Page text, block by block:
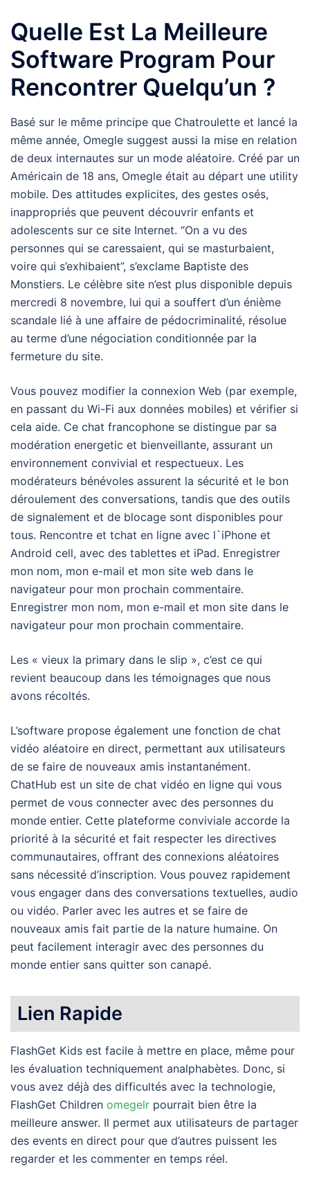
Quelle Est La Meilleure
Software Program Pour
Rencontrer Quelqu’un ?
Basé sur le même principe que Chatroulette et lancé la
même année, Omegle suggest aussi la mise en relation
de deux internautes sur un mode aléatoire. Créé par un
Américain de 18 ans, Omegle était au départ une utility
mobile. Des attitudes explicites, des gestes osés,
inappropriés que peuvent découvrir enfants et
adolescents sur ce site Internet. “On a vu des
personnes qui se caressaient, qui se masturbaient,
voire qui s’exhibaient”, s’exclame Baptiste des
Monstiers. Le célèbre site n’est plus disponible depuis
mercredi 8 novembre, lui qui a souffert d’un énième
scandale lié à une affaire de pédocriminalité, résolue
au terme d’une négociation conditionnée par la
fermeture du site.
Vous pouvez modifier la connexion Web (par exemple,
en passant du Wi-Fi aux données mobiles) et vérifier si
cela aide. Ce chat francophone se distingue par sa
modération energetic et bienveillante, assurant un
environnement convivial et respectueux. Les
modérateurs bénévoles assurent la sécurité et le bon
déroulement des conversations, tandis que des outils
de signalement et de blocage sont disponibles pour
tous. Rencontre et tchat en ligne avec l`iPhone et
Android cell, avec des tablettes et iPad. Enregistrer
mon nom, mon e-mail et mon site web dans le
navigateur pour mon prochain commentaire.
Enregistrer mon nom, mon e-mail et mon site dans le
navigateur pour mon prochain commentaire.
Les « vieux la primary dans le slip », c’est ce qui
revient beaucoup dans les témoignages que nous
avons récoltés.
L’software propose également une fonction de chat
vidéo aléatoire en direct, permettant aux utilisateurs
de se faire de nouveaux amis instantanément.
ChatHub est un site de chat vidéo en ligne qui vous
permet de vous connecter avec des personnes du
monde entier. Cette plateforme conviviale accorde la
priorité à la sécurité et fait respecter les directives
communautaires, offrant des connexions aléatoires
sans nécessité d’inscription. Vous pouvez rapidement
vous engager dans des conversations textuelles, audio
ou vidéo. Parler avec les autres et se faire de
nouveaux amis fait partie de la nature humaine. On
peut facilement interagir avec des personnes du
monde entier sans quitter son canapé.
Lien Rapide
FlashGet Kids est facile à mettre en place, même pour
les évaluation techniquement analphabètes. Donc, si
vous avez déjà des difficultés avec la technologie,
FlashGet Children omegelr pourrait bien être la
meilleure answer. Il permet aux utilisateurs de partager
des events en direct pour que d’autres puissent les
regarder et les commenter en temps réel.